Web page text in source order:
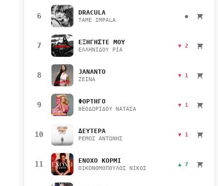
6 DRACULA
TAME IMPALA
●
7 ΕΞΗΓΗΣΤΕ ΜΟΥ
ΕΛΛΗΝΙΔΟΥ ΡΙΑ
▼ 2
8 JANANTO
ZEINA
▼ 1
9 ΦΟΡΤΗΓΟ
ΘΕΟΔΩΡΙΔΟΥ ΝΑΤΑΣΑ
▼ 1
10 ΔΕΥΤΕΡΑ
ΡΕΜΟΣ ΑΝΤΩΝΗΣ
▼ 1
11 ΕΝΟΧΟ ΚΟΡΜΙ
ΟΙΚΟΝΟΜΟΠΟΥΛΟΣ ΝΙΚΟΣ
▲ 7